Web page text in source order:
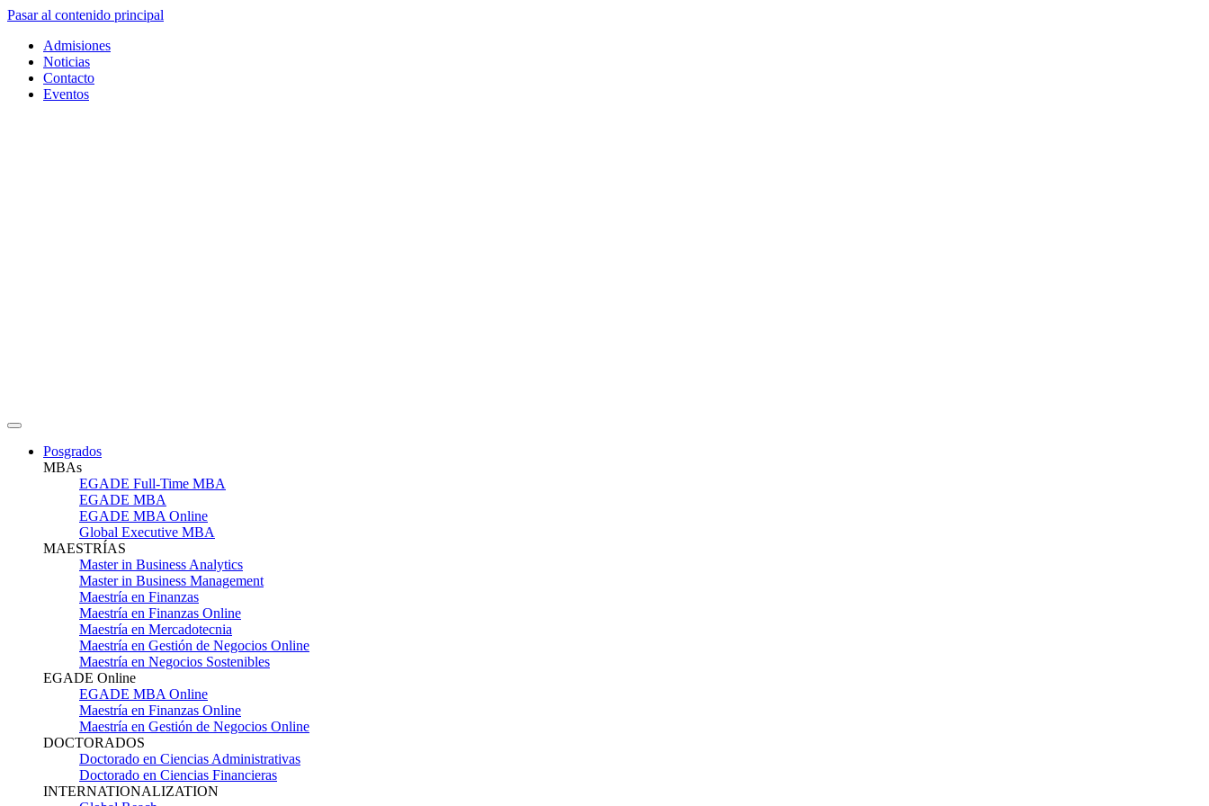
Pasar al contenido principal
Admisiones
Noticias
Contacto
Eventos
Posgrados
MBAs
EGADE Full-Time MBA
EGADE MBA
EGADE MBA Online
Global Executive MBA
MAESTRÍAS
Master in Business Analytics
Master in Business Management
Maestría en Finanzas
Maestría en Finanzas Online
Maestría en Mercadotecnia
Maestría en Gestión de Negocios Online
Maestría en Negocios Sostenibles
EGADE Online
EGADE MBA Online
Maestría en Finanzas Online
Maestría en Gestión de Negocios Online
DOCTORADOS
Doctorado en Ciencias Administrativas
Doctorado en Ciencias Financieras
INTERNATIONALIZATION